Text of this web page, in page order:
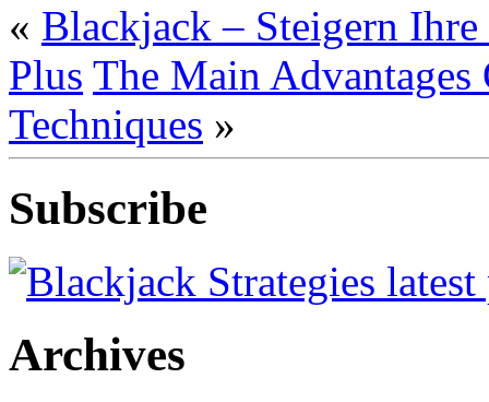
« Blackjack – Steigern
Plus The Main
Techniques »
Subscribe
Archives